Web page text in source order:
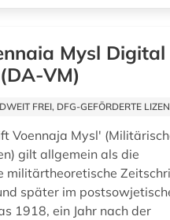
Mysl Digital
VM)
FREI, DFG-GEFÖRDERTE
Voennaja Myslʹ
gilt allgemein als die
militärtheoretische
später im
1918, ein Jahr nach der